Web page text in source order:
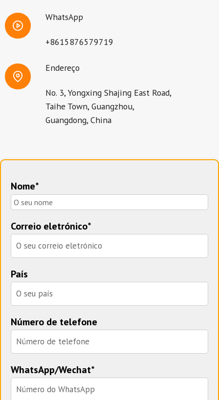
WhatsApp
+8615876579719
Endereço
No. 3, Yongxing Shajing East Road,
Taihe Town, Guangzhou,
Guangdong, China
Nome*
Correio eletrónico*
País
Número de telefone
WhatsApp/Wechat*